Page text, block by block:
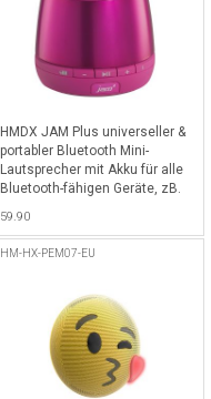
HMDX JAM Plus universeller &
portabler Bluetooth Mini-
Lautsprecher mit Akku für alle
Bluetooth-fähigen Geräte, zB.
59.90
HM-HX-PEM07-EU